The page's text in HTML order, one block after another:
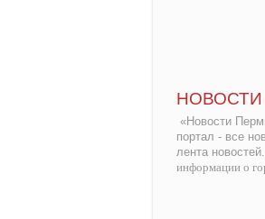
«Новости
портал - все
лента
информации о